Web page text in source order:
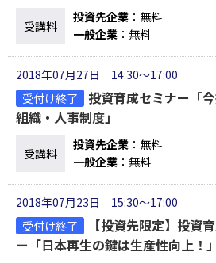
受講料
投資先企業 ：無料
一般企業 ：無料
2018年07月27日 14:30～17:00
受付け終了
投資育成セミナー「
組織・人事制度」
受講料
投資先企業 ：無料
一般企業 ：無料
2018年07月23日 15:30～17:00
受付け終了
【投資先限定】投資
ー「日本再生の鍵は生産性向上！」